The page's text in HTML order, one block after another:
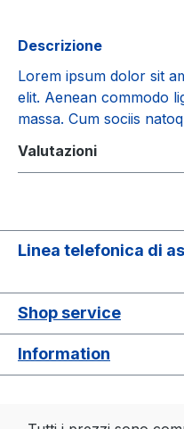
Descrizione
Lorem ipsum dolor sit
elit. Aenean commodo
massa. Cum sociis
Valutazioni
Linea telefonica di
Shop service
Information